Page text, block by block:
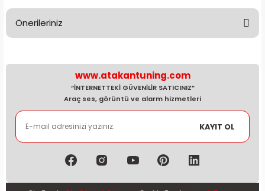
Önerileriniz
kullanarak tarafımıza iletebilirsiniz.
Görüş ve önerileriniz için teşekkür ederiz.
Ürün resmi kalitesiz, bozuk veya görüntülenemiyor.
Ürün açıklamasında eksik bilgiler bulunuyor.
Ürün bilgilerinde hatalar bulunuyor.
Ürün fiyatı diğer sitelerden daha pahalı.
www.atakantuning.com
“İNTERNETTEKİ GÜVENİLİR SATICINIZ”
Araç ses, görüntü ve alarm hizmetleri
KAYIT OL